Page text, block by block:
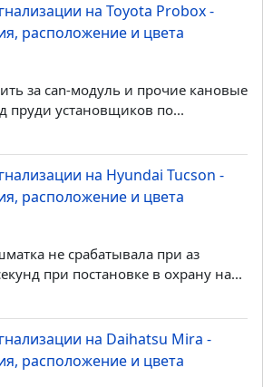
на Toyota Probox -
расположение и цвета
за can-модуль и прочие кановые
пруди установщиков по...
на Hyundai Tucson -
расположение и цвета
не срабатывала при аз
при постановке в охрану на...
на Daihatsu Mira -
расположение и цвета